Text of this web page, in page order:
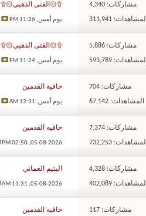
مشاركات: 4,340
المشاهدات: 311,941
۩۞الفتى الذهبي۞۩
يوم أمس,11:26 PM
مشاركات: 5,886
المشاهدات: 593,789
۩۞الفتى الذهبي۞۩
يوم أمس,11:24 PM
مشاركات: 704
المشاهدات: 67,142
حافيه القدمين
يوم أمس, 12:31 AM
مشاركات: 7,374
المشاهدات: 732,253
حافيه القدمين
05-08-2026,
02:50 PM
مشاركات: 4,328
المشاهدات: 402,089
اليتيم العماني
05-08-2026,
11:31 AM
مشاركات: 117 حافيه القدمين